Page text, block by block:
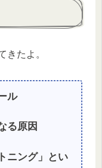
きたよ。
ル
る原因
ニング」とい